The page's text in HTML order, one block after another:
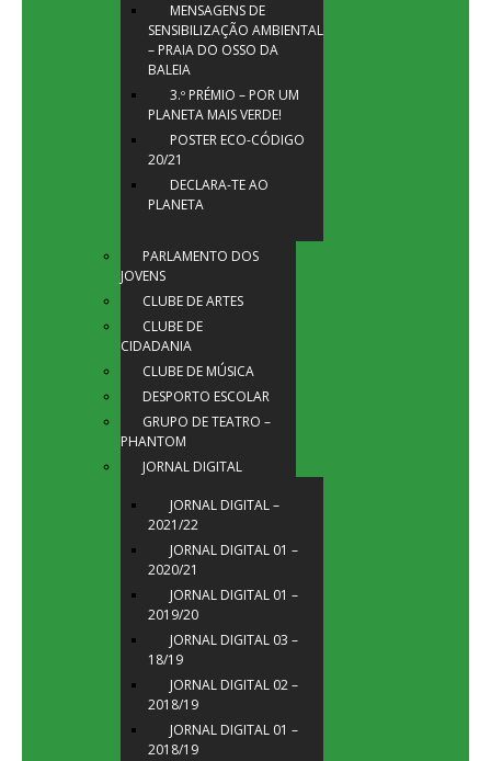
MENSAGENS DE
SENSIBILIZAÇÃO AMBIENTAL
– PRAIA DO OSSO DA
BALEIA
3.º PRÉMIO – POR UM
PLANETA MAIS VERDE!
POSTER ECO-CÓDIGO
20/21
DECLARA-TE AO
PLANETA
PARLAMENTO DOS
JOVENS
CLUBE DE ARTES
CLUBE DE
CIDADANIA
CLUBE DE MÚSICA
DESPORTO ESCOLAR
GRUPO DE TEATRO –
PHANTOM
JORNAL DIGITAL
JORNAL DIGITAL –
2021/22
JORNAL DIGITAL 01 –
2020/21
JORNAL DIGITAL 01 –
2019/20
JORNAL DIGITAL 03 –
18/19
JORNAL DIGITAL 02 –
2018/19
JORNAL DIGITAL 01 –
2018/19